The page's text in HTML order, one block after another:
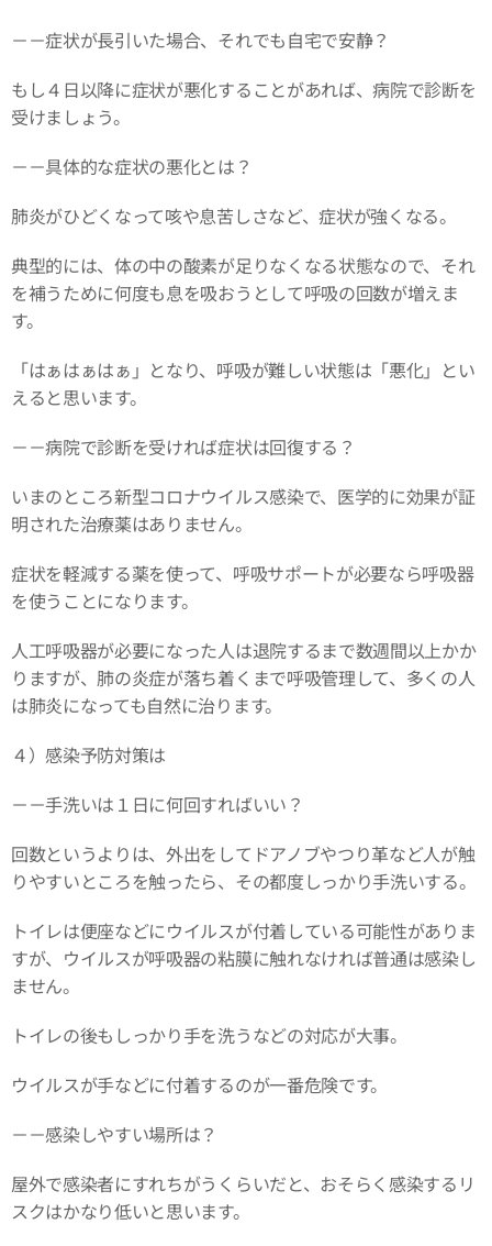
－－症状が長引いた場合、それでも自宅で安静？
もし４日以降に症状が悪化することがあれば、病院で診断を
受けましょう。
－－具体的な症状の悪化とは？
肺炎がひどくなって咳や息苦しさなど、症状が強くなる。
典型的には、体の中の酸素が足りなくなる状態なので、それ
を補うために何度も息を吸おうとして呼吸の回数が増えま
す。
「はぁはぁはぁ」となり、呼吸が難しい状態は「悪化」とい
えると思います。
－－病院で診断を受ければ症状は回復する？
いまのところ新型コロナウイルス感染で、医学的に効果が証
明された治療薬はありません。
症状を軽減する薬を使って、呼吸サポートが必要なら呼吸器
を使うことになります。
人工呼吸器が必要になった人は退院するまで数週間以上かか
りますが、肺の炎症が落ち着くまで呼吸管理して、多くの人
は肺炎になっても自然に治ります。
４）感染予防対策は
－－手洗いは１日に何回すればいい？
回数というよりは、外出をしてドアノブやつり革など人が触
りやすいところを触ったら、その都度しっかり手洗いする。
トイレは便座などにウイルスが付着している可能性がありま
すが、ウイルスが呼吸器の粘膜に触れなければ普通は感染し
ません。
トイレの後もしっかり手を洗うなどの対応が大事。
ウイルスが手などに付着するのが一番危険です。
－－感染しやすい場所は？
屋外で感染者にすれちがうくらいだと、おそらく感染するリ
スクはかなり低いと思います。